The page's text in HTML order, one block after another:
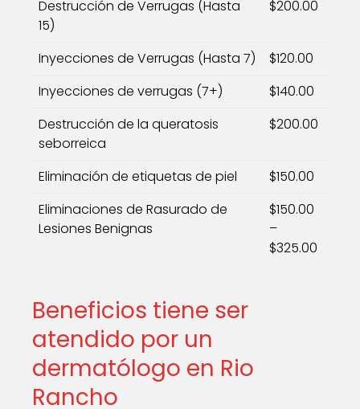
Destrucción de Verrugas (Hasta
15)
$200.00
Inyecciones de Verrugas (Hasta 7)
$120.00
Inyecciones de verrugas (7+)
$140.00
Destrucción de la queratosis
seborreica
$200.00
Eliminación de etiquetas de piel
$150.00
Eliminaciones de Rasurado de
Lesiones Benignas
$150.00
–
$325.00
Beneficios tiene ser
atendido por un
dermatólogo en Rio
Rancho